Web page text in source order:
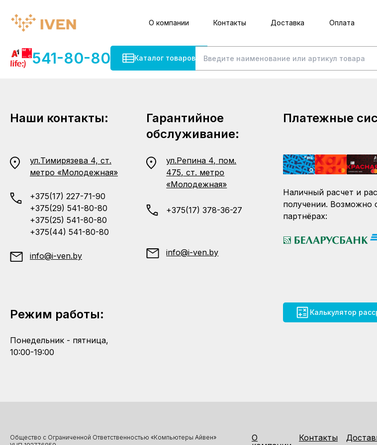
О компании Контакты Доставка Оплата
541-80-80 Каталог товаров
Наши контакты:
ул.Тимирязева 4, ст.
метро «Молодежная»
+375(17) 227-71-90
+375(29) 541-80-80
+375(25) 541-80-80
+375(44) 541-80-80
info@i-ven.by
Гарантийное
обслуживание:
ул.Репина 4, пом.
475, ст. метро
«Молодежная»
+375(17) 378-36-27
info@i-ven.by
Платежные
Наличный расчет и
получении. Возможно
партнёрах:
Режим работы:
Понедельник - пятница,
10:00-19:00
Калькулятор
Общество с Ограниченной Ответственностью «Компьютеры Айвен»
О
Контакты